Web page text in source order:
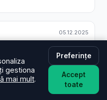
05.12.2025
30 de minute.
05.12.2025
livrarea de asemenea
gestiona
mai mult.
Preferințe
Accept
toate